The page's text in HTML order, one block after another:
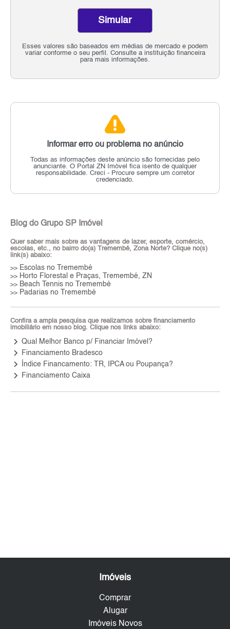
Esses valores são baseados em médias de mercado e podem
variar conforme o seu perfil. Consulte a instituição financeira
para mais informações.
Simular
Informar erro ou problema no anúncio
Todas as informações deste anúncio são fornecidas pelo
anunciante. O Portal ZN Imóvel fica isento de qualquer
responsabilidade. Creci - Procure sempre um corretor
credenciado.
Blog do Grupo SP Imóvel
Quer saber mais sobre as vantagens de lazer, esporte, comércio,
escolas, etc., no bairro do(a) Tremembé, Zona Norte? Clique no(s)
link(s) abaixo:
>> Escolas no Tremembé
>> Horto Florestal e Praças, Tremembé, ZN
>> Beach Tennis no Tremembé
>> Padarias no Tremembé
Confira a ampla pesquisa que realizamos sobre financiamento
imobiliário em nosso blog. Clique nos links abaixo:
keyboard_arrow_right Qual Melhor Banco p/ Financiar Imóvel?
keyboard_arrow_right Financiamento Bradesco
keyboard_arrow_right Índice Financamento: TR, IPCA ou Poupança?
keyboard_arrow_right Financiamento Caixa
Imóveis
Comprar
Alugar
Imóveis Novos